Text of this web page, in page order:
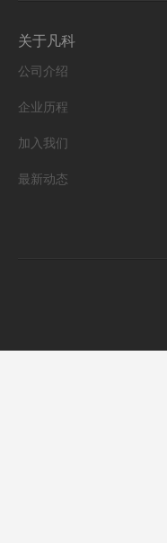
关于凡科
公司介绍
企业历程
加入我们
最新动态